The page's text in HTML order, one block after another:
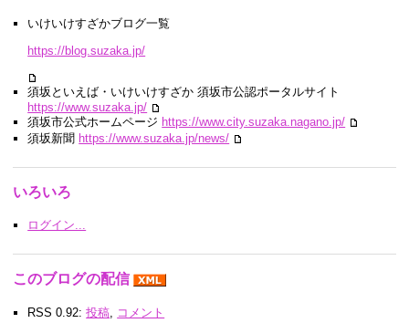
いけいけすざかブログ一覧
https://blog.suzaka.jp/
須坂といえば・いけいけすざか 須坂市公認ポータルサイト
https://www.suzaka.jp/
須坂市公式ホームページ https://www.city.suzaka.nagano.jp/
須坂新聞 https://www.suzaka.jp/news/
いろいろ
ログイン...
このブログの配信
RSS 0.92:投稿
コメント